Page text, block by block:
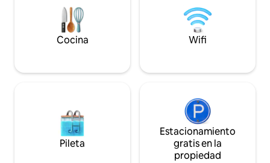
conducen al patio. DSTV completo. A 25
km de East London.
playa, bares
cafeterías.
Cocina Wifi
Pileta
Estacionamiento
gratis en la
propiedad